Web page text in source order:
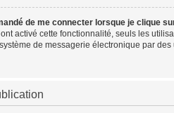
de me connecter lorsque je clique
activé cette fonctionnalité, seuls les
de messagerie électronique par